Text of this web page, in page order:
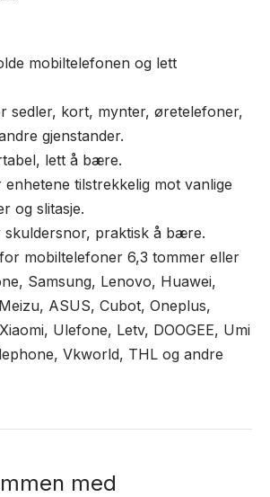
mobiltelefonen og lett
sedler, kort, mynter, øretelefoner,
gjenstander.
lett å bære.
enhetene tilstrekkelig mot vanlige
og slitasje.
skuldersnor, praktisk å bære.
mobiltelefoner 6,3 tommer eller
Samsung, Lenovo, Huawei,
ASUS, Cubot, Oneplus,
Ulefone, Letv, DOOGEE, Umi
Vkworld, THL og andre
med